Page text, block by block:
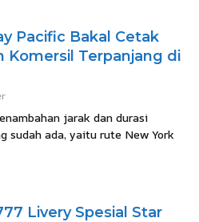
Pacific Bakal Cetak
Komersil Terpanjang di
jarak dan durasi
sudah ada, yaitu rute New York
Livery Spesial Star